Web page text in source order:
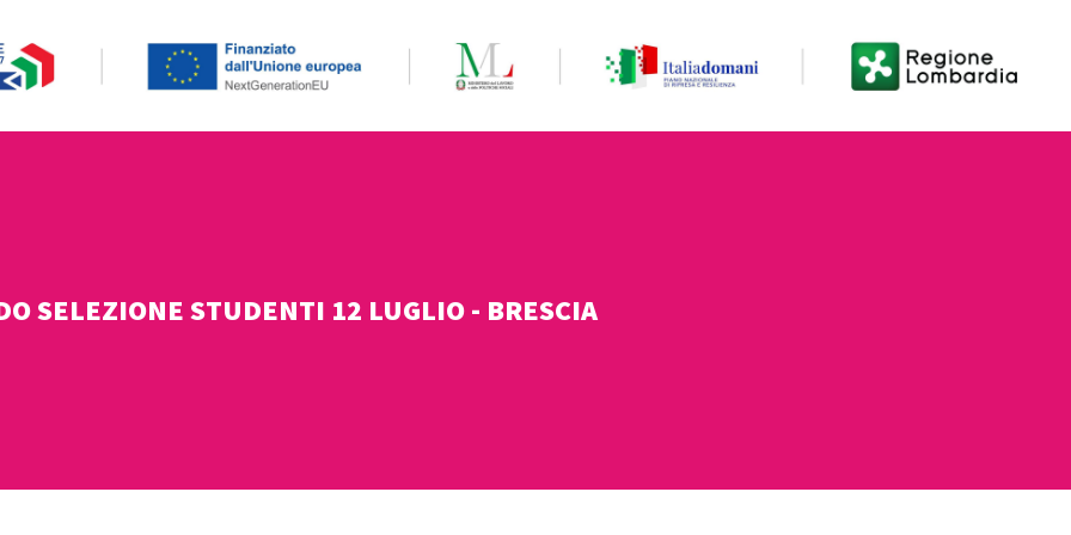
SELEZIONE STUDENTI 12 LUGLIO - BRESCIA